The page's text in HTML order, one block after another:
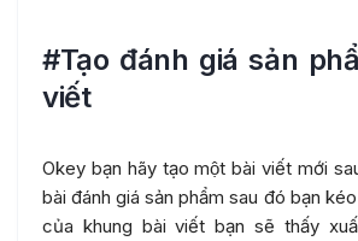
#Tạo đánh giá sản
viết
Okey bạn hãy tạo một bài viết mới
bài đánh giá sản phẩm sau đó bạn
của khung bài viết bạn sẽ thấy